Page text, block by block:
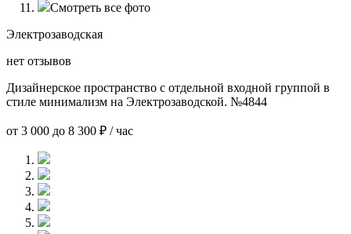
Смотреть все фото
Электрозаводская
нет отзывов
Дизайнерское пространство с отдельной входной группой в
стиле минимализм на Электрозаводской. №4844
от 3 000 до 8 300 ₽ / час